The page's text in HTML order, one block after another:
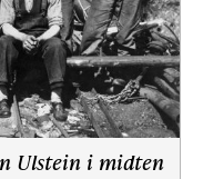
Ulstein i midten